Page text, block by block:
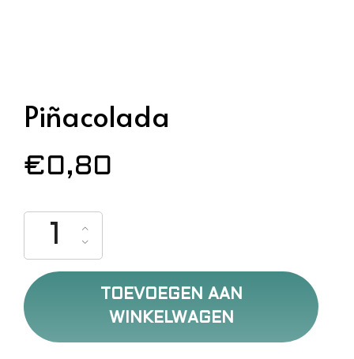
Piñacolada
€0,80
TOEVOEGEN AAN
WINKELWAGEN